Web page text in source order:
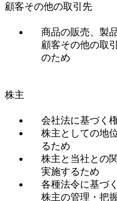
顧客その他の取引先
商品の販売、製
顧客その他の取
のため
株主
会社法に基づく
株主としての地
るため
株主と当社との
実施するため
各種法令に基づ
株主の管理・把